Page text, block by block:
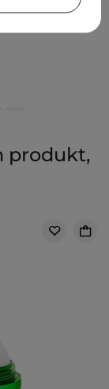
Tonik z
produkt,